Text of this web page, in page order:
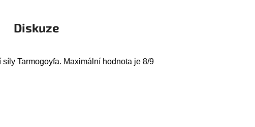
Diskuze
Tarmogoyfa. Maximální hodnota je 8/9